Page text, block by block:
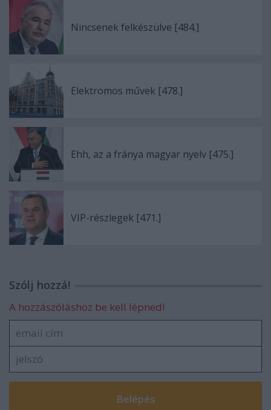
Nincsenek felkészülve [484.]
Elektromos művek [478.]
Ehh, az a fránya magyar nyelv [475.]
VIP-részlegek [471.]
Szólj hozzá!
A hozzászóláshoz be kell lépned!